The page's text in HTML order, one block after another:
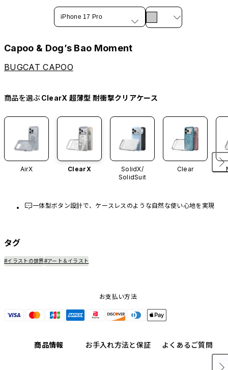
iPhone 17 Pro
Capoo & Dog’s Bao Moment
BUGCAT CAPOO
商品を選ぶClearX 超薄型 耐衝撃クリアケース
AirX ClearX
SolidX/
SolidSuit
Clear
一体型ボタン設計で、ケースレスのような自然な使い心地を実現
タグ
#イラストの世界#アート＆イラスト
お支払い方法
商品情報 お手入れ方法と保証 よくあるご質問